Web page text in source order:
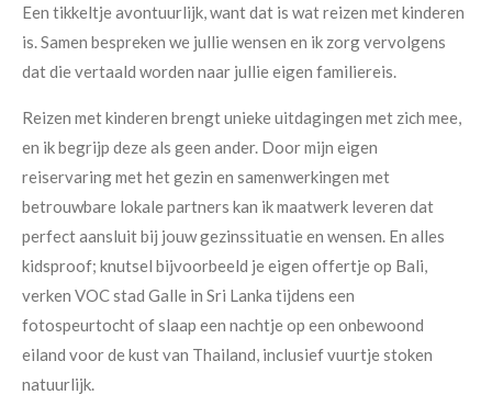
Een tikkeltje avontuurlijk, want dat is wat reizen met kinderen
is. Samen bespreken we jullie wensen en ik zorg vervolgens
dat die vertaald worden naar jullie eigen familiereis.
Reizen met kinderen brengt unieke uitdagingen met zich mee,
en ik begrijp deze als geen ander. Door mijn eigen
reiservaring met het gezin en samenwerkingen met
betrouwbare lokale partners kan ik maatwerk leveren dat
perfect aansluit bij jouw gezinssituatie en wensen. En alles
kidsproof; knutsel bijvoorbeeld je eigen offertje op Bali,
verken VOC stad Galle in Sri Lanka tijdens een
fotospeurtocht of slaap een nachtje op een onbewoond
eiland voor de kust van Thailand, inclusief vuurtje stoken
natuurlijk.